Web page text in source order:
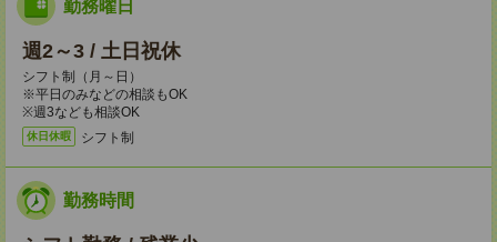
勤務曜日
週2～3 / 土日祝休
シフト制（月～日）
※平日のみなどの相談もOK
※週3なども相談OK
休日休暇 シフト制
勤務時間